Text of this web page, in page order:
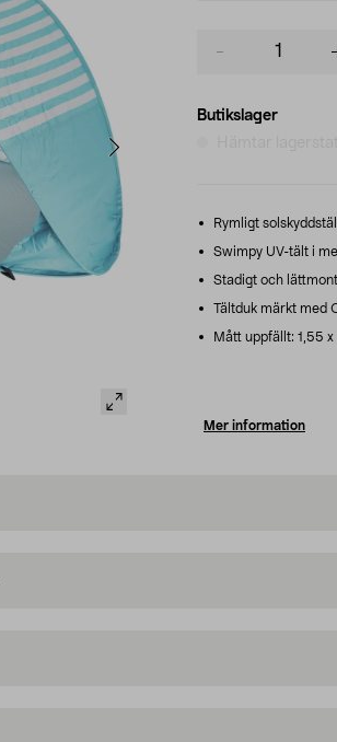
Butikslager
Rymligt
Swimpy UV-tält i
Stadigt och
Tältduk märkt med
Mått uppfällt: 1,55
Mer information